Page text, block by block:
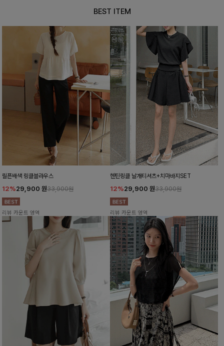
BEST ITEM
릴픈배색 링클블라우스
12%29,900 원33,900원
리뷰 카운트 영역
헨틴링클 날개티셔츠+치마바지SET
12%29,900 원33,900원
리뷰 카운트 영역